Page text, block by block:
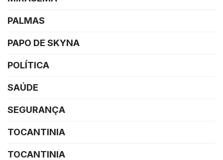
PALMAS
PAPO DE SKYNA
POLÍTICA
SAÚDE
SEGURANÇA
TOCANTINIA
TOCANTINIA